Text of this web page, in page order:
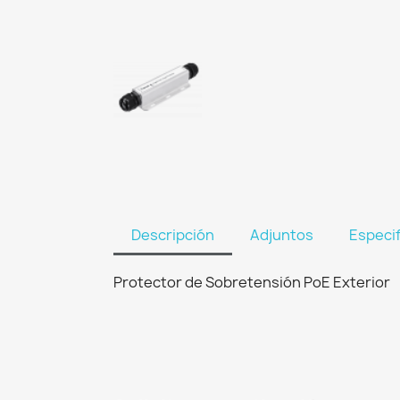
Descripción Adjuntos
Protector de Sobretensión PoE Exterior